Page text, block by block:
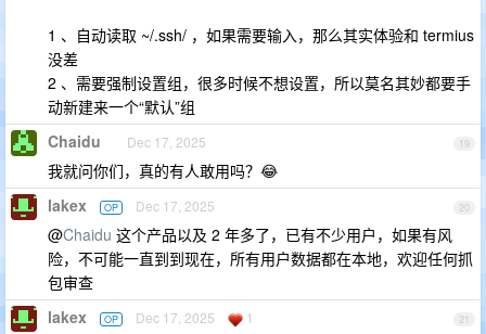
1 、自动读取 ~/.ssh/ ，如果需要输入，那么其实体验和 termius
没差
2 、需要强制设置组，很多时候不想设置，所以莫名其妙都要手
动新建来一个“默认”组
19
Chaidu Dec 17, 2025
我就问你们，真的有人敢用吗？😂
20
lakex OP Dec 17, 2025
@Chaidu 这个产品以及 2 年多了，已有不少用户，如果有风
险，不可能一直到到现在，所有用户数据都在本地，欢迎任何抓
包审查
21
lakex OP Dec 17, 2025 1